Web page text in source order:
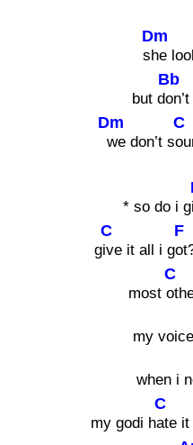
s
Dm
he
but d
Bb
Dm
we don’t s
C
* so do i g
g
C
ive it all i g
F
most
C
my
when i
my godi h
C
ate it